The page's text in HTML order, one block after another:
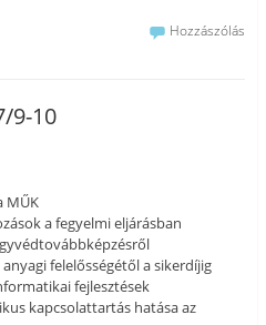
Hozzászólás
9-10
MŰK
a fegyelmi eljárásban
felelősségétől a sikerdíjig
fejlesztések
kapcsolattartás hatása az